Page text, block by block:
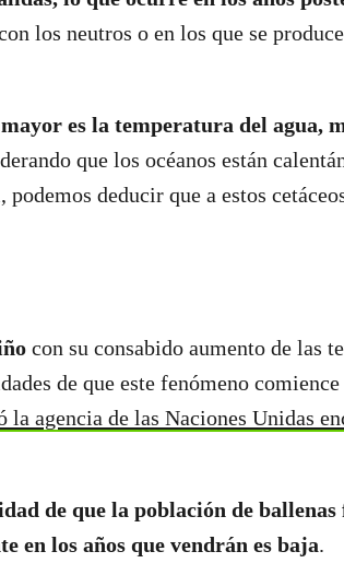
los neutros o en los que se
es la temperatura del agua,
que los océanos están
deducir que a estos
con su consabido aumento de las
de que este fenómeno
la agencia de las Naciones Unidas
de que la población de ballenas
en los años que vendrán es baja.